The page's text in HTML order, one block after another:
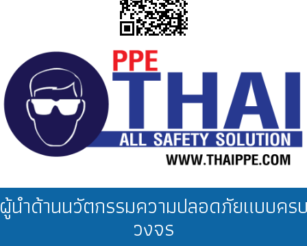
นำด้านนวัตกรรมความปลอดภัยแบบคร
วงจร